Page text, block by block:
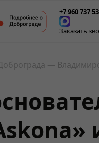
+7 960 737
Заказать
—